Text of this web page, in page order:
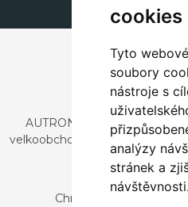
cookies
Tyto
soubory
nástroje s
analýzy
stránek a
návštěvnosti.
AUTRONIC, s.r.o. je
velkoobchodním prodejem
a
Česká
Chrustenice 270, 267